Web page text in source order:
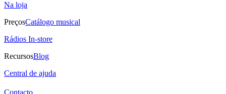
Na loja
PreçosCatálogo musical
Rádios In-store
RecursosBlog
Central de ajuda
Contacto